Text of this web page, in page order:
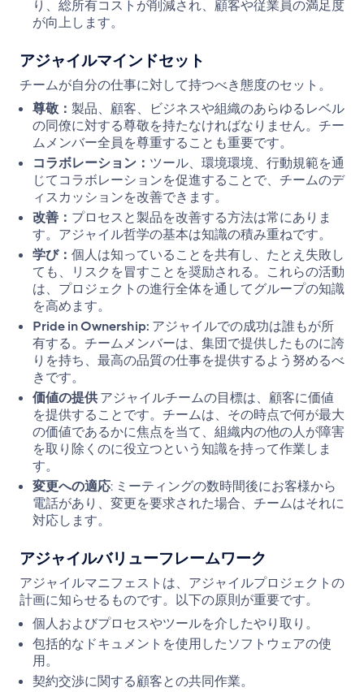
り、総所有コストが削減され、顧客や従業員の満足度
が向上します。
アジャイルマインドセット
チームが自分の仕事に対して持つべき態度のセット。
尊敬： 製品、顧客、ビジネスや組織のあらゆるレベル
の同僚に対する尊敬を持たなければなりません。チー
ムメンバー全員を尊重することも重要です。
コラボレーション： ツール、環境環境、行動規範を通
じてコラボレーションを促進することで、チームのデ
ィスカッションを改善できます。
改善： プロセスと製品を改善する方法は常にありま
す。アジャイル哲学の基本は知識の積み重ねです。
学び： 個人は知っていることを共有し、たとえ失敗し
ても、リスクを冒すことを奨励される。これらの活動
は、プロジェクトの進行全体を通してグループの知識
を高めます。
Pride in Ownership: アジャイルでの成功は誰もが所
有する。チームメンバーは、集団で提供したものに誇
りを持ち、最高の品質の仕事を提供するよう努めるべ
きです。
価値の提供アジャイルチームの目標は、顧客に価値
を提供することです。チームは、その時点で何が最大
の価値であるかに焦点を当て、組織内の他の人が障害
を取り除くのに役立つという知識を持って作業しま
す。
変更への適応: ミーティングの数時間後にお客様から
電話があり、変更を要求された場合、チームはそれに
対応します。
アジャイルバリューフレームワーク
アジャイルマニフェストは、アジャイルプロジェクトの
計画に知らせるものです。以下の原則が重要です。
個人およびプロセスやツールを介したやり取り。
包括的なドキュメントを使用したソフトウェアの使
用。
契約交渉に関する顧客との共同作業。